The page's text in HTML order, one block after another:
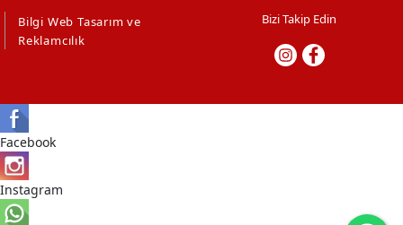
Bilgi Web Tasarım ve
Reklamcılık
Bizi Takip Edin
Facebook
Instagram